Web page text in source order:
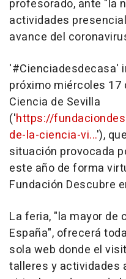
profesorado, ante "la
actividades
avance del
'#Cienciadesdecasa'
próximo miércoles 17
Ciencia de Sevilla
('https://
de-la-ciencia-vi...'),
situación provocada
este año de forma
Fundación Descubre
La feria, "la mayor de
España", ofrecerá
sola web donde el
talleres y actividades